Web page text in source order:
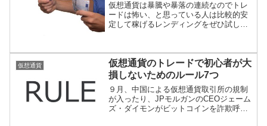
仮想通貨は暴騰や暴落の連続なのでトレ
ードは怖い、と思っている人は比較的安
定して稼げるレンディングをぜひ試して
介します。
仮想通貨
仮想通貨のトレードで初心者が大
損しないためのルール7つ
９月、中国による仮想通貨取引所の規制
が入ったり、JPモルガンのCEOジェーム
ズ・ダイモンがビットコインを詐欺呼ば